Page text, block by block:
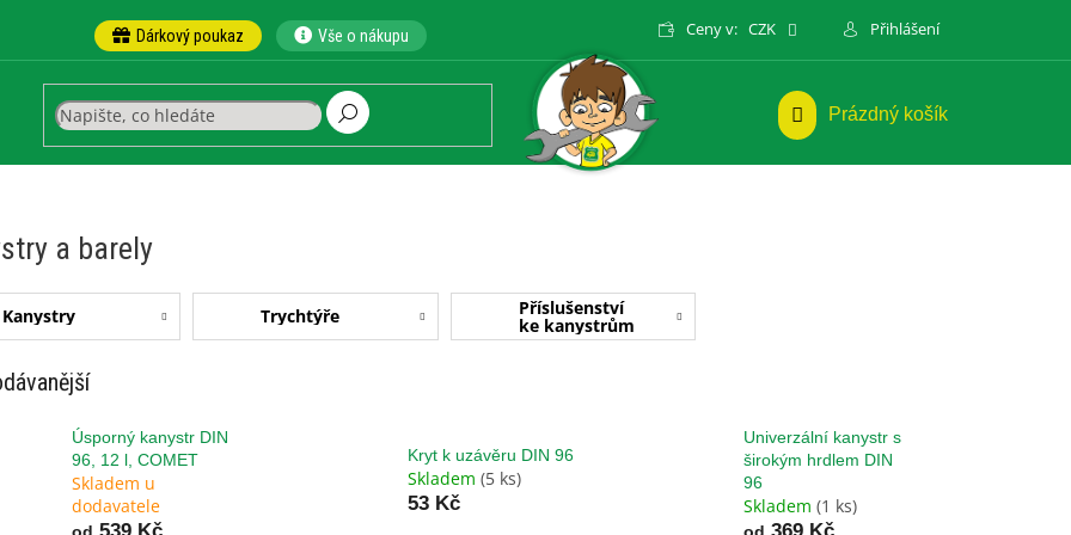
Ceny v: CZK Přihlášení
NÁKUPNÍ
Prázdný košík
Dárkový poukaz Vše o nákupu
a barely
Kanystry Trychtýře Příslušenství
ke kanystrům
Úsporný kanystr DIN
96, 12 l, COMET
Skladem u
dodavatele
Kryt k uzávěru DIN 96
Skladem (5 ks)
53 Kč
Univerzální kanystr s
širokým hrdlem DIN
96
Skladem (1 ks)